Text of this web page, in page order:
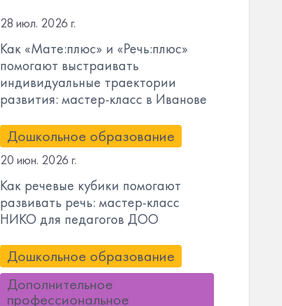
28 июл. 2026 г.
Как «Мате:плюс» и «Речь:плюс»
помогают выстраивать
индивидуальные траектории
развития: мастер-класс в Иванове
Дошкольное образование
20 июн. 2026 г.
Как речевые кубики помогают
развивать речь: мастер-класс
НИКО для педагогов ДОО
Дошкольное образование
Дополнительное
профессиональное